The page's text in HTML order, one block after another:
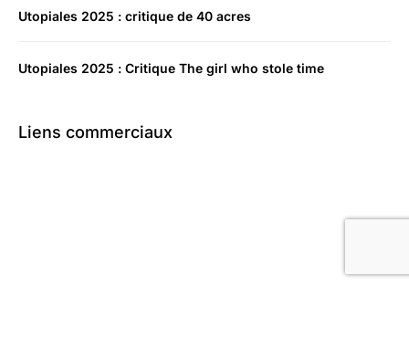
Utopiales 2025 : critique de 40 acres
Utopiales 2025 : Critique The girl who stole time
Liens commerciaux